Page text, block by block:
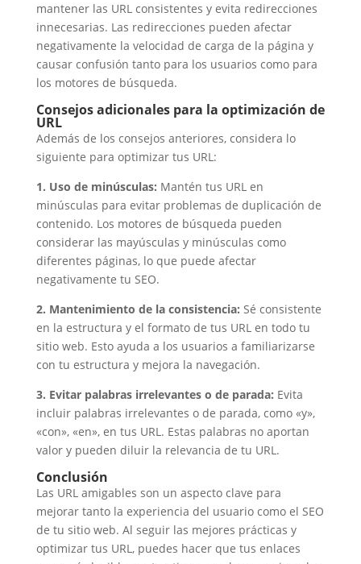
mantener las URL consistentes y evita redirecciones
innecesarias. Las redirecciones pueden afectar
negativamente la velocidad de carga de la página y
causar confusión tanto para los usuarios como para
los motores de búsqueda.
Consejos adicionales para la optimización de
URL
Además de los consejos anteriores, considera lo
siguiente para optimizar tus URL:
1. Uso de minúsculas: Mantén tus URL en
minúsculas para evitar problemas de duplicación de
contenido. Los motores de búsqueda pueden
considerar las mayúsculas y minúsculas como
diferentes páginas, lo que puede afectar
negativamente tu SEO.
2. Mantenimiento de la consistencia: Sé consistente
en la estructura y el formato de tus URL en todo tu
sitio web. Esto ayuda a los usuarios a familiarizarse
con tu estructura y mejora la navegación.
3. Evitar palabras irrelevantes o de parada: Evita
incluir palabras irrelevantes o de parada, como «y»,
«con», «en», en tus URL. Estas palabras no aportan
valor y pueden diluir la relevancia de tu URL.
Conclusión
Las URL amigables son un aspecto clave para
mejorar tanto la experiencia del usuario como el SEO
de tu sitio web. Al seguir las mejores prácticas y
optimizar tus URL, puedes hacer que tus enlaces